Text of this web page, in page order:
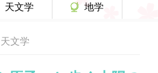
天文学 地学
天文学